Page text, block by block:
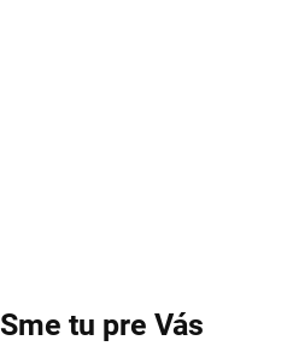
Sme tu pre Vás